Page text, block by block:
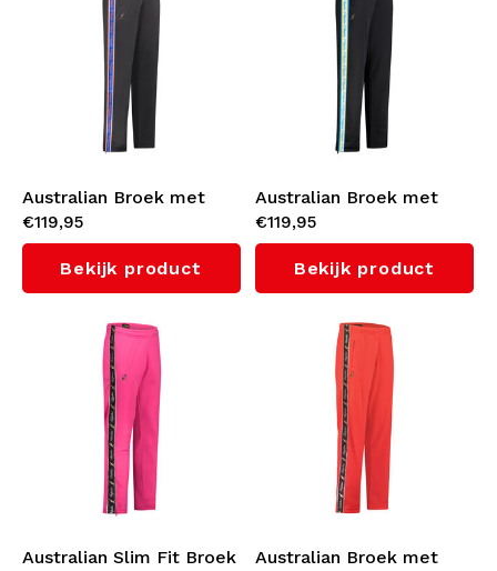
Australian Broek met
oranje bies 3.0 (Titanium
Grey)
€119,95
Bekijk product
Australian Broek met
cyan bies 3.0 (Black)
€119,95
Bekijk product
Australian Slim Fit Broek
Australian Broek met